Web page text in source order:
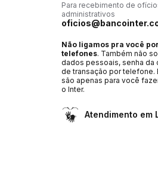
Para recebimento de
administrativos
Não ligamos pra você
telefones. Também não
dados pessoais, senha da
de transação por telefone.
são apenas para você
o Inter.
Atendimento em